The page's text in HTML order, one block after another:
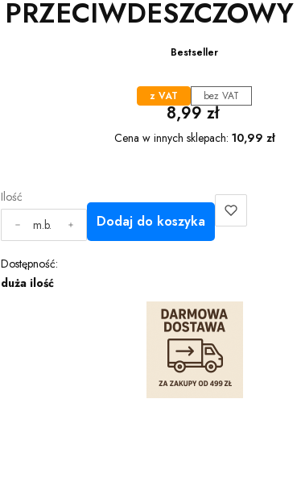
Bestseller
z VAT bez VAT
Cena
8,99 zł
Cena w innych sklepach: 10,99 zł
Ilość
m.b.
Dodaj do koszyka
Dostępność:
duża ilość